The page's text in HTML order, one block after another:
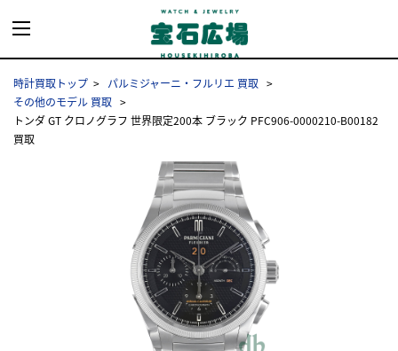
時計買取トップ
パルミジャーニ・フルリエ 買取
その他のモデル 買取
トンダ GT クロノグラフ 世界限定200本 ブラック PFC906-0000210-B00182
買取